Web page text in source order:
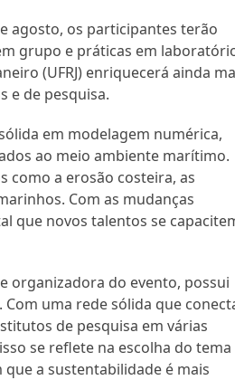
agosto, os participantes terão
grupo e práticas em
(UFRJ) enriquecerá ainda
e de pesquisa.
em modelagem numérica,
ao meio ambiente marítimo.
como a erosão costeira, as
Com as mudanças
que novos talentos se
organizadora do evento, possui
uma rede sólida que
de pesquisa em várias
se reflete na escolha do tema
a sustentabilidade é mais